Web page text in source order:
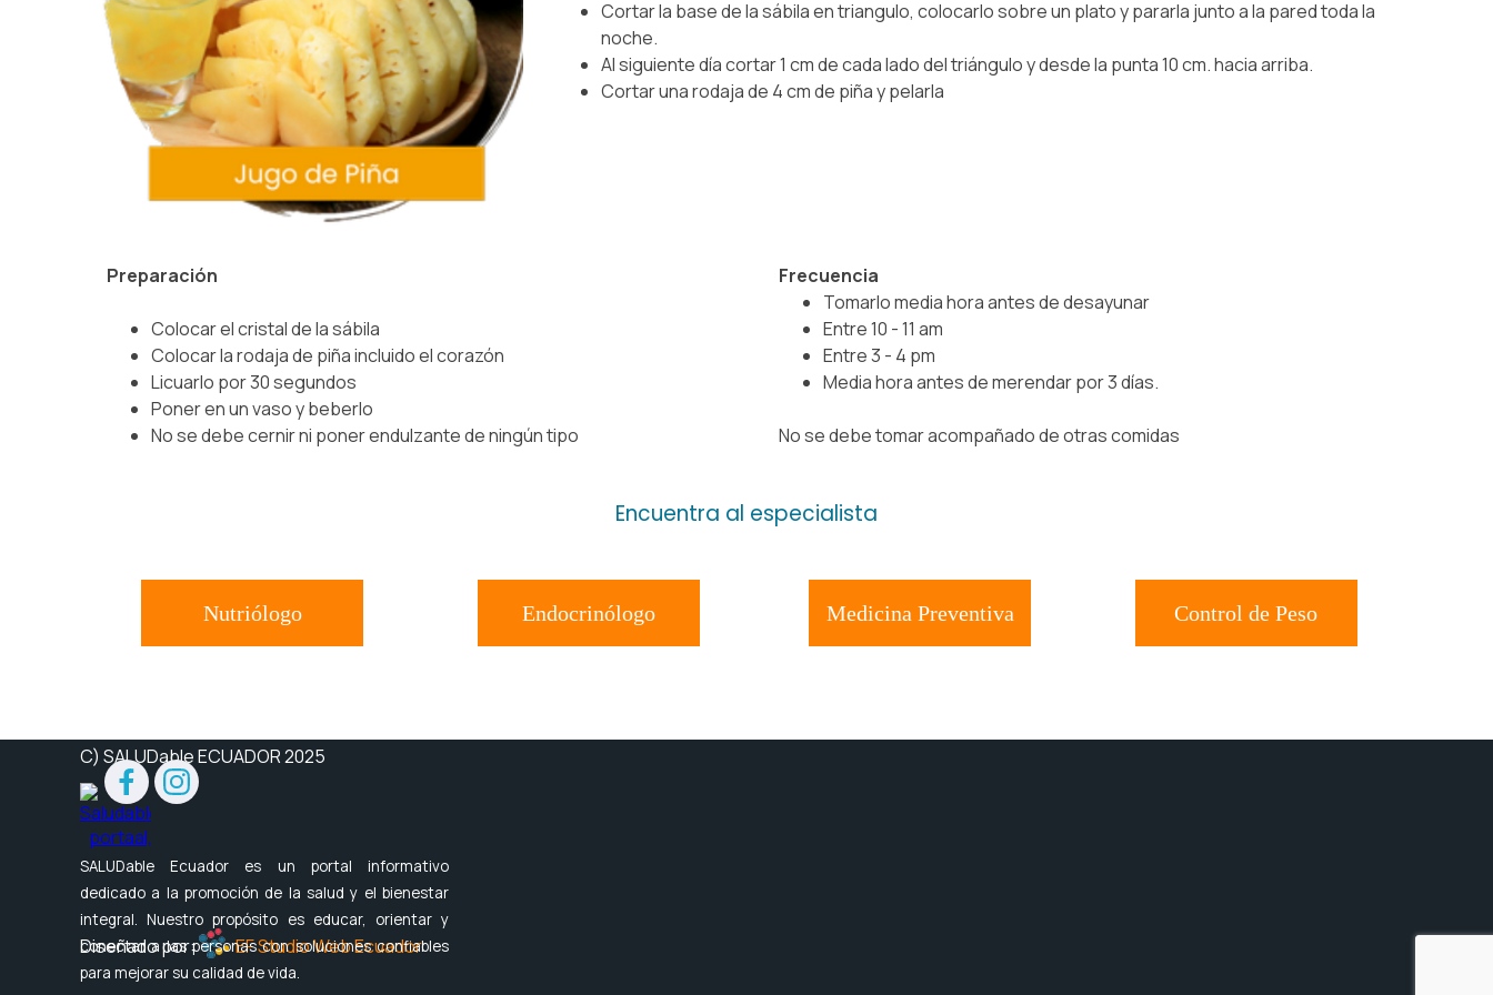
Cortar la base de la sábila en triangulo, colocarlo sobre un plato y pararla junto a la pared toda la
noche.
Al siguiente día cortar 1 cm de cada lado del triángulo y desde la punta 10 cm. hacia arriba.
Cortar una rodaja de 4 cm de piña y pelarla
Preparación
Colocar el cristal de la sábila
Colocar la rodaja de piña incluido el corazón
Licuarlo por 30 segundos
Poner en un vaso y beberlo
No se debe cernir ni poner endulzante de ningún tipo
Frecuencia
Tomarlo media hora antes de desayunar
Entre 10 - 11 am
Entre 3 - 4 pm
Media hora antes de merendar por 3 días.
No se debe tomar acompañado de otras comidas
Encuentra al especialista
Endocrinólogo Medicina Preventiva Control de Peso
Nutriólogo
C) SALUDable ECUADOR 2025
SALUDable Ecuador es un portal informativo
dedicado a la promoción de la salud y el bienestar
integral. Nuestro propósito es educar, orientar y
conectar a las personas con soluciones confiables
para mejorar su calidad de vida.
Diseñado por: EF Studio Web Ecuador